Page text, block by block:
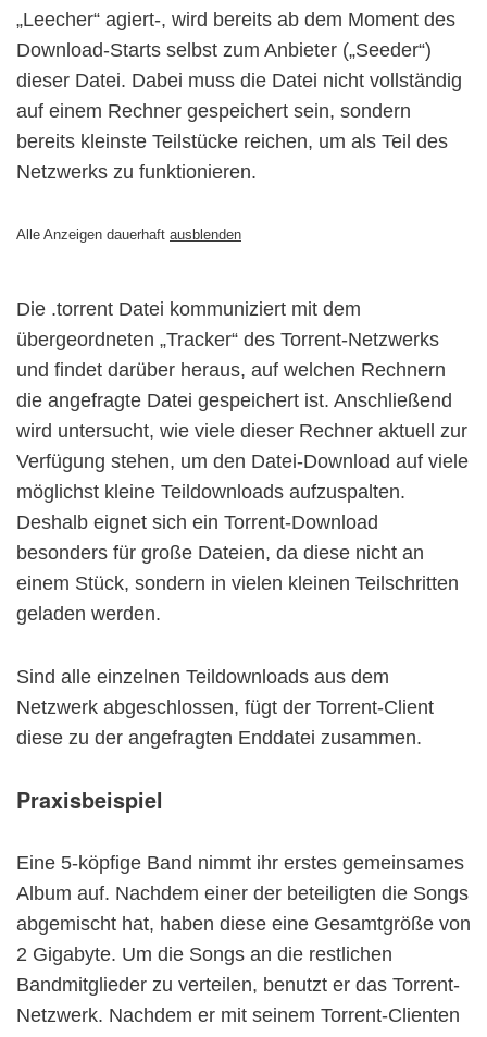
„Leecher“ agiert-, wird bereits ab dem Moment des
Download-Starts selbst zum Anbieter („Seeder“)
dieser Datei. Dabei muss die Datei nicht vollständig
auf einem Rechner gespeichert sein, sondern
bereits kleinste Teilstücke reichen, um als Teil des
Netzwerks zu funktionieren.
Alle Anzeigen dauerhaft ausblenden
Die .torrent Datei kommuniziert mit dem
übergeordneten „Tracker“ des Torrent-Netzwerks
und findet darüber heraus, auf welchen Rechnern
die angefragte Datei gespeichert ist. Anschließend
wird untersucht, wie viele dieser Rechner aktuell zur
Verfügung stehen, um den Datei-Download auf viele
möglichst kleine Teildownloads aufzuspalten.
Deshalb eignet sich ein Torrent-Download
besonders für große Dateien, da diese nicht an
einem Stück, sondern in vielen kleinen Teilschritten
geladen werden.
Sind alle einzelnen Teildownloads aus dem
Netzwerk abgeschlossen, fügt der Torrent-Client
diese zu der angefragten Enddatei zusammen.
Praxisbeispiel
Eine 5-köpfige Band nimmt ihr erstes gemeinsames
Album auf. Nachdem einer der beteiligten die Songs
abgemischt hat, haben diese eine Gesamtgröße von
2 Gigabyte. Um die Songs an die restlichen
Bandmitglieder zu verteilen, benutzt er das Torrent-
Netzwerk. Nachdem er mit seinem Torrent-Clienten